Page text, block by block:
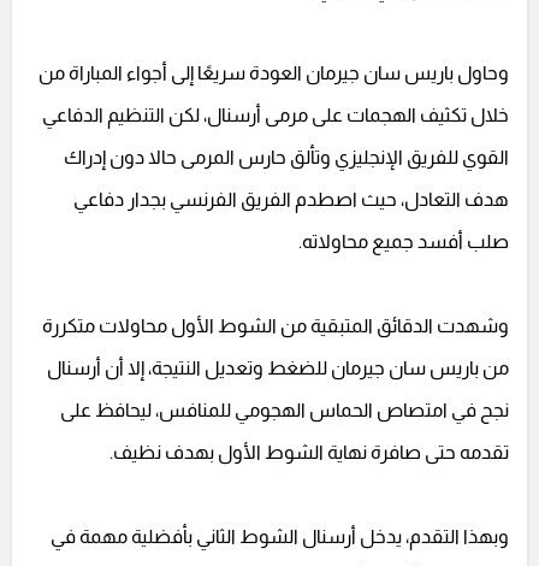
وحاول باريس سان جيرمان العودة سريعًا إلى أجواء المباراة من
خلال تكثيف الهجمات على مرمى أرسنال، لكن التنظيم الدفاعي
القوي للفريق الإنجليزي وتألق حارس المرمى حالا دون إدراك
هدف التعادل، حيث اصطدم الفريق الفرنسي بجدار دفاعي
صلب أفسد جميع محاولاته.
وشهدت الدقائق المتبقية من الشوط الأول محاولات متكررة
من باريس سان جيرمان للضغط وتعديل النتيجة، إلا أن أرسنال
نجح في امتصاص الحماس الهجومي للمنافس، ليحافظ على
تقدمه حتى صافرة نهاية الشوط الأول بهدف نظيف.
وبهذا التقدم، يدخل أرسنال الشوط الثاني بأفضلية مهمة في